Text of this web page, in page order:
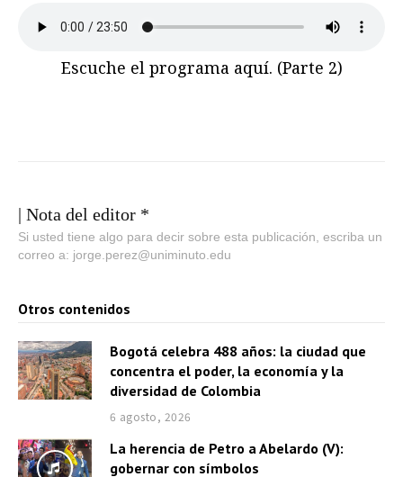
Escuche el programa aquí. (Parte 2)
| Nota del editor *
Si usted tiene algo para decir sobre esta publicación, escriba un
correo a: jorge.perez@uniminuto.edu
Otros contenidos
Bogotá celebra 488 años: la ciudad que
concentra el poder, la economía y la
diversidad de Colombia
6 agosto, 2026
La herencia de Petro a Abelardo (V):
gobernar con símbolos